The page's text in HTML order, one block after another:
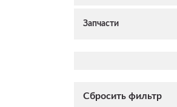
Запчасти
Сбросить фильтр